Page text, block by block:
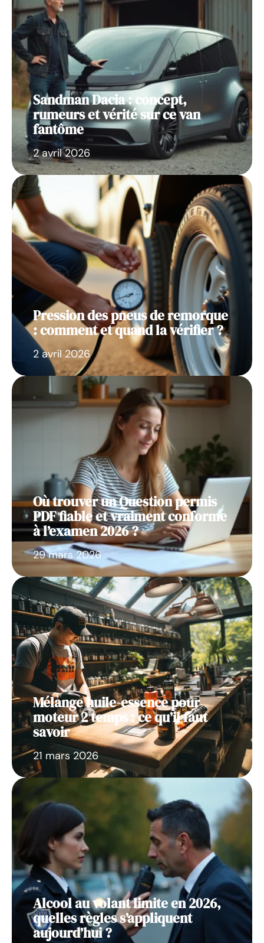
Sandman Dacia : concept,
rumeurs et vérité sur ce van
fantôme
2 avril 2026
Pression des pneus de remorque
: comment et quand la vérifier ?
2 avril 2026
Où trouver un Question permis
PDF fiable et vraiment conforme
à l’examen 2026 ?
29 mars 2026
Mélange huile-essence pour
moteur 2 temps : ce qu’il faut
savoir
21 mars 2026
Alcool au volant limite en 2026,
quelles règles s’appliquent
aujourd’hui ?